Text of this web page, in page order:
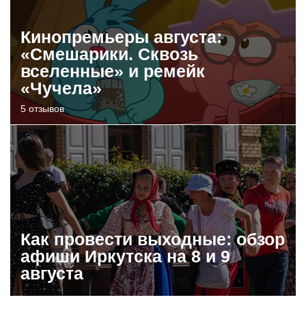
Кинопремьеры августа:
«Смешарики. Сквозь
вселенные» и ремейк
«Чучела»
5 отзывов
Как провести выходные: обзор
афиши Иркутска на 8 и 9
августа